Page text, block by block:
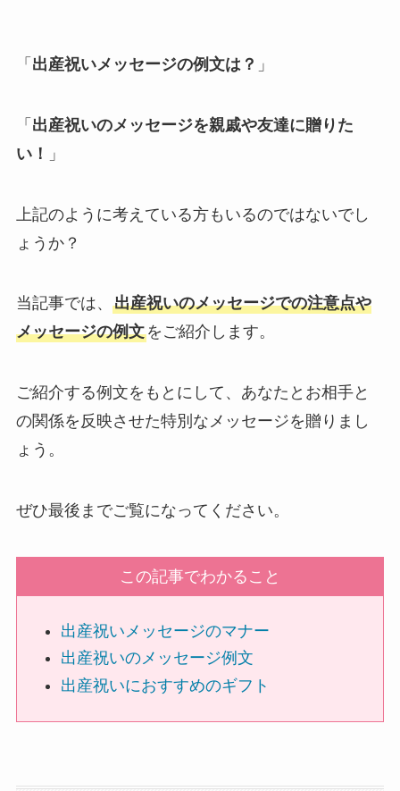
クリスマス
喪中見舞い
ベーシック
プリザーブドフラワー
ハーバリウム
ソープフラワー
「 出産祝いメッセージの例文は？ 」
「 出産祝いのメッセージを親戚や友達に贈りた
い！
」
上記のように考えている方もいるのではないでし
ょうか？
当記事では、 出産祝いのメッセージでの注意点や
メッセージの例文をご紹介します。
ご紹介する例文をもとにして、あなたとお相手と
の関係を反映させた特別なメッセージを贈りまし
ょう。
ぜひ最後までご覧になってください。
この記事でわかること
出産祝いメッセージのマナー
出産祝いのメッセージ例文
出産祝いにおすすめのギフト